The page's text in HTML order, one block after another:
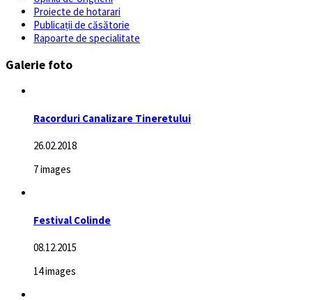
Proiecte de hotarari
Publicații de căsătorie
Rapoarte de specialitate
Galerie foto
Racorduri Canalizare Tineretului
26.02.2018
7 images
Festival Colinde
08.12.2015
14 images